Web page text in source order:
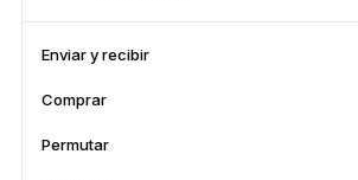
Ver todas
Billeteras de hardware
Paquetes y packs
Enviar y recibir
Comprar
Permutar